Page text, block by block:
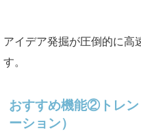
アイデア発掘が圧倒的に高
す。
おすすめ機能②トレ
ーション）